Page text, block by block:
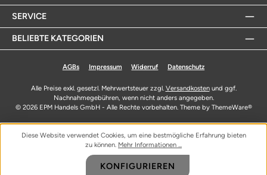
SERVICE
BELIEBTE KATEGORIEN
AGBs Impressum Widerruf Datenschutz
Alle Preise exkl. gesetzl. Mehrwertsteuer zzgl. Versandkostenund ggf.
Nachnahmegebühren, wenn nicht anders angegeben.
© 2026 EPM Handels GmbH - Alle Rechte vorbehalten. Theme by ThemeWare®
Diese Website verwendet Cookies, um eine bestmögliche Erfahrung bieten
zu können. Mehr Informationen ...
KONFIGURIEREN